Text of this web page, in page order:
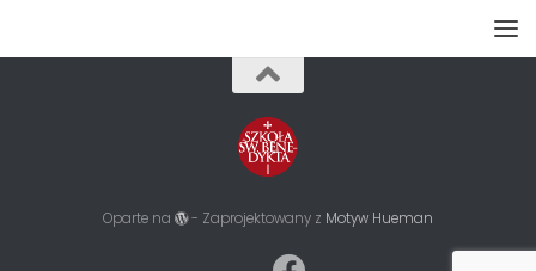
Oparte na - Zaprojektowany z Motyw Hueman